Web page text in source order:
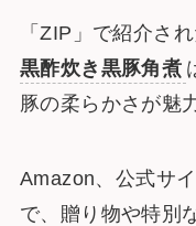
「ZIP」で紹介さ
黒酢炊き黒豚角煮
豚の柔らかさが魅
Amazon、公式サ
で、贈り物や特別